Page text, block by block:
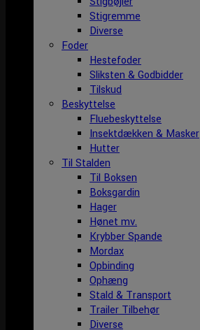
Stigremme
Diverse
Foder
Hestefoder
Sliksten & Godbidder
Tilskud
Beskyttelse
Fluebeskyttelse
Insektdækken & Masker
Hutter
Til Stalden
Til Boksen
Boksgardin
Hager
Hønet mv.
Krybber Spande
Mordax
Opbinding
Ophæng
Stald & Transport
Trailer Tilbehør
Diverse